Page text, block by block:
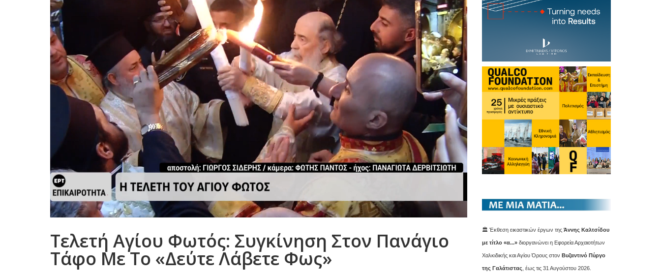
Τελετή Αγίου Φωτός: Συγκίνηση Στον Πανάγιο
Τάφο Με Το «Δεύτε Λάβετε Φως»
🏛️ Έκθεση εικαστικών έργων της Άννης Καλτσίδου
με τίτλο «α...»διοργανώνει η Εφορεία Αρχαιοτήτων
Χαλκιδικής και Αγίου Όρους στον Βυζαντινό Πύργο
της Γαλάτιστας , έως τις 31 Αυγούστου 2026.